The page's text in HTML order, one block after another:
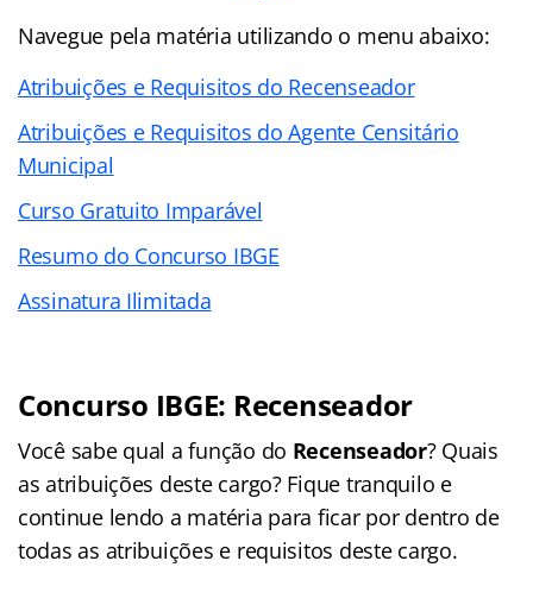
Navegue pela matéria utilizando o menu abaixo:
Atribuições e Requisitos do Recenseador
Atribuições e Requisitos do Agente Censitário
Municipal
Curso Gratuito Imparável
Resumo do Concurso IBGE
Assinatura Ilimitada
Concurso IBGE: Recenseador
Você sabe qual a função do Recenseador? Quais
as atribuições deste cargo? Fique tranquilo e
continue lendo a matéria para ficar por dentro de
todas as atribuições e requisitos deste cargo.